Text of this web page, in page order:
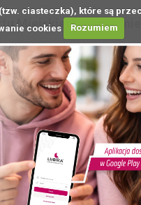
ciasteczka), które są
cookies
Rozumiem
Miejskiego w Lublinie